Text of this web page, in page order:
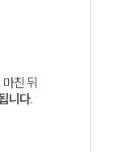
친 뒤
니다.